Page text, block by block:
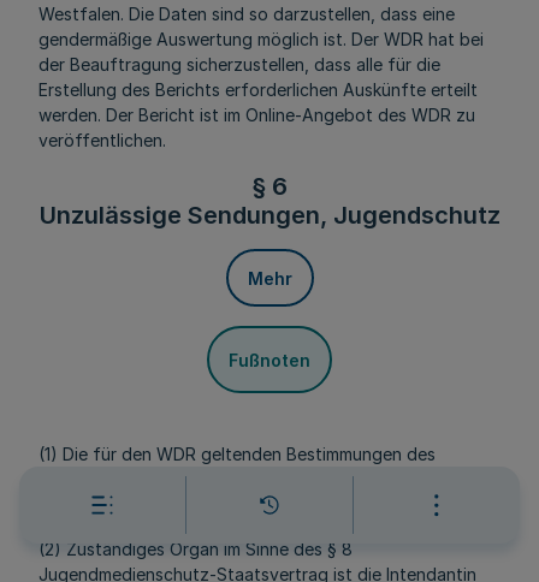
Westfalen. Die Daten sind so darzustellen, dass eine
gendermäßige Auswertung möglich ist. Der WDR hat bei
der Beauftragung sicherzustellen, dass alle für die
Erstellung des Berichts erforderlichen Auskünfte erteilt
werden. Der Bericht ist im Online-Angebot des WDR zu
veröffentlichen.
§ 6
Unzulässige Sendungen, Jugendschutz
Mehr
Fußnoten
(1) Die für den WDR geltenden Bestimmungen des
Jugendmedienschutz-Staatsvertrages finden
Anwendung.
(2) Zuständiges Organ im Sinne des § 8
Jugendmedienschutz-Staatsvertrag ist die Intendantin